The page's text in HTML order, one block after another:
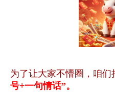
为了让大家不懵圈，咱们
号+一句情话”。